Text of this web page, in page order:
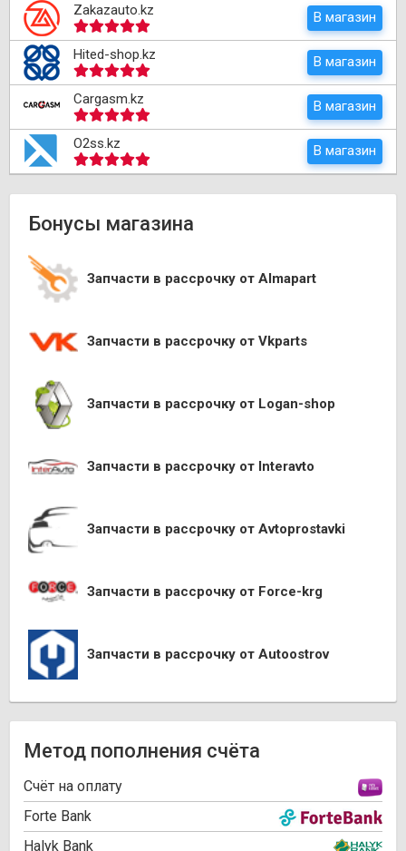
Zakazauto.kz В магазин
Hited-shop.kz В магазин
Cargasm.kz В магазин
O2ss.kz В магазин
Бонусы магазина
Запчасти в рассрочку от Almapart
Запчасти в рассрочку от Vkparts
Запчасти в рассрочку от Logan-shop
Запчасти в рассрочку от Interavto
Запчасти в рассрочку от Avtoprostavki
Запчасти в рассрочку от Force-krg
Запчасти в рассрочку от Autoostrov
Метод пополнения счёта
Cчёт на оплату
Forte Bank
Halyk Bank